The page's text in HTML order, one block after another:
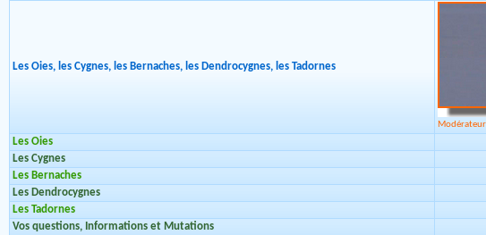
Les Oies, les Cygnes, les Bernaches, les Dendrocygnes, les Tadornes
Les Oies
Les Cygnes
Les Bernaches
Les Dendrocygnes
Les Tadornes
Vos questions, Informations et Mutations